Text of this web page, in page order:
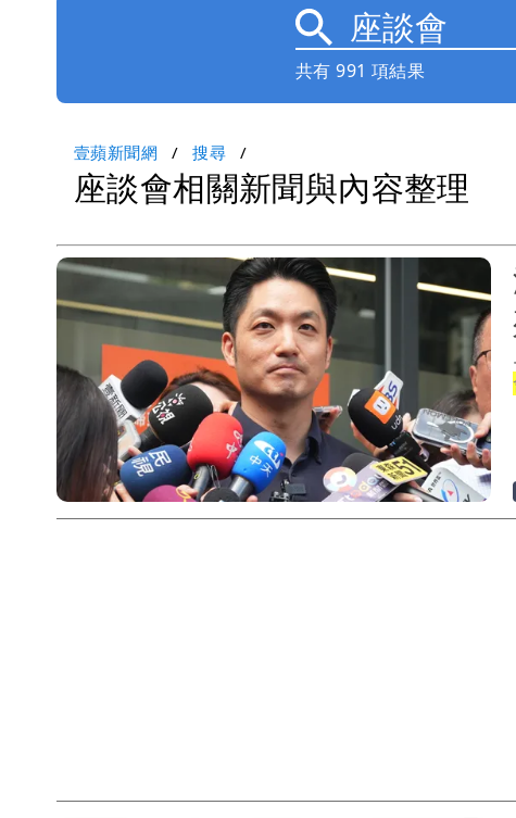
共有 991 項結果
壹蘋新聞網 搜尋
座談會相關新聞與內容整理